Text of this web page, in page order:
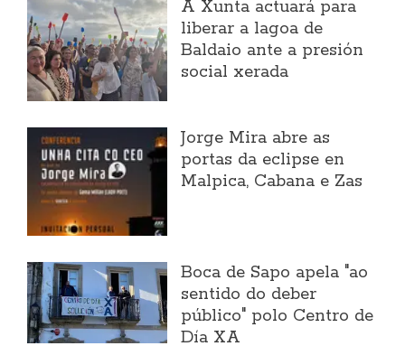
A Xunta actuará para
liberar a lagoa de
Baldaio ante a presión
social xerada
Jorge Mira abre as
portas da eclipse en
Malpica, Cabana e Zas
Boca de Sapo apela "ao
sentido do deber
público" polo Centro de
Día XA